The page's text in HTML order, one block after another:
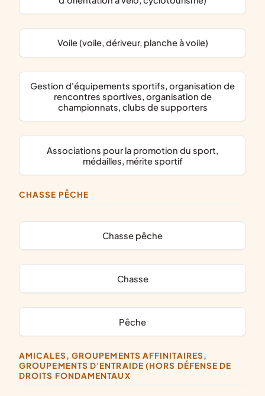
Voile (voile, dériveur, planche à voile)
gestion d'équipements sportifs, organisation de
rencontres sportives, organisation de
championnats, clubs de supporters
associations pour la promotion du sport,
médailles, mérite sportif
CHASSE PÊCHE
chasse pêche
chasse
pêche
AMICALES, GROUPEMENTS AFFINITAIRES,
GROUPEMENTS D'ENTRAIDE (HORS DÉFENSE DE
DROITS FONDAMENTAUX